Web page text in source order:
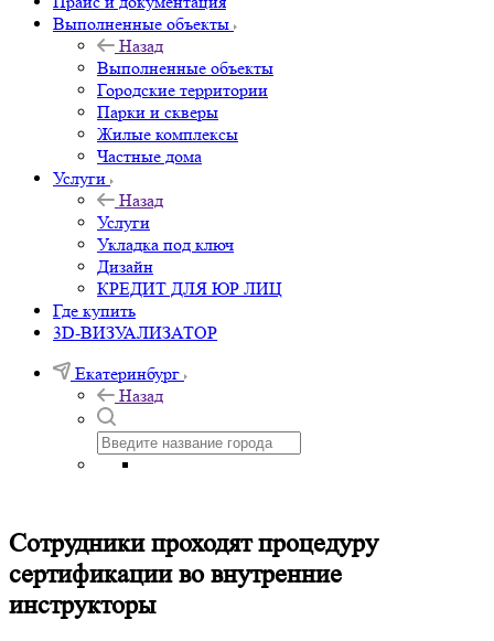
Выполненные объекты
Назад
Выполненные объекты
Городские территории
Парки и скверы
Жилые комплексы
Частные дома
Услуги
Назад
Услуги
Укладка под ключ
Дизайн
КРЕДИТ ДЛЯ ЮР ЛИЦ
Где купить
3D-ВИЗУАЛИЗАТОР
Екатеринбург
Назад
Сотрудники проходят процедуру
сертификации во внутренние
инструкторы